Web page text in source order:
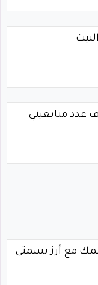
عدد متابعيني
مع أرز بسمتى